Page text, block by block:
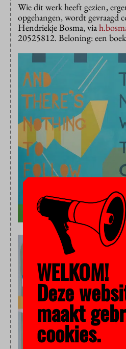
Wie dit werk heeft gezien,
opgehangen, wordt gevraagd
Hendriekje Bosma, via
20525812. Beloning: een
WELKOM!
Deze
maakt
cookies.